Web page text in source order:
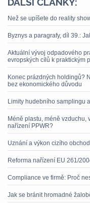
Než se upíšete do reality
Byznys a paragrafy, díl 39.:
Aktuální vývoj odpadového
evropských cílů k praktickým
Konec prázdných holdingů?
bez ekonomického důvodu
Limity hudebního samplingu
Méně plastu, méně
nařízení PPWR?
Uznání a výkon cizího
Reforma nařízení EU 261/
Compliance ve firmě: Proč
Jak se bránit hromadné